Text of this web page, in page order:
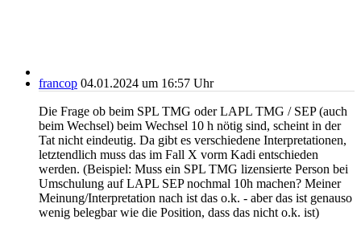
francop 04.01.2024 um 16:57 Uhr
Die Frage ob beim SPL TMG oder LAPL TMG / SEP (auch
beim Wechsel) beim Wechsel 10 h nötig sind, scheint in der
Tat nicht eindeutig. Da gibt es verschiedene Interpretationen,
letztendlich muss das im Fall X vorm Kadi entschieden
werden. (Beispiel: Muss ein SPL TMG lizensierte Person bei
Umschulung auf LAPL SEP nochmal 10h machen? Meiner
Meinung/Interpretation nach ist das o.k. - aber das ist genauso
wenig belegbar wie die Position, dass das nicht o.k. ist)